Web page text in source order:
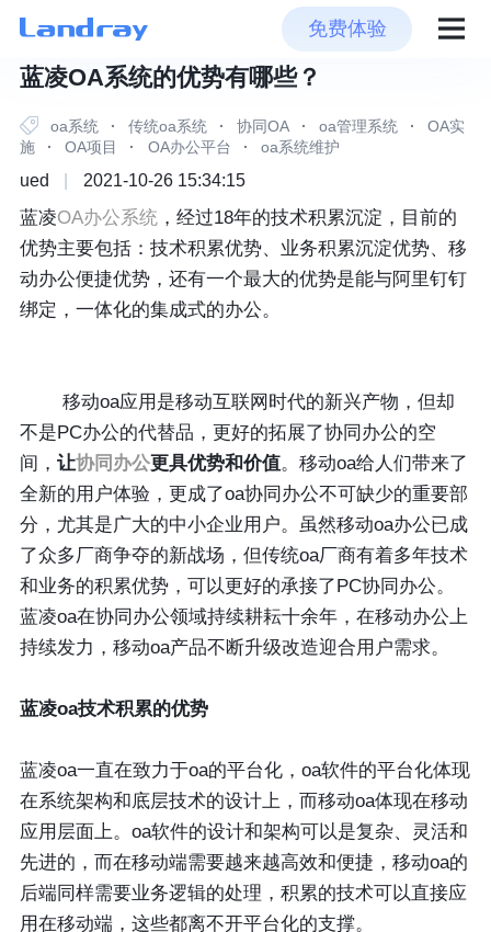
免费体验
蓝凌OA系统的优势有哪些？
oa系统 · 传统oa系统 · 协同OA · oa管理系统 ·
OA实
施
· OA项目 · OA办公平台 · oa系统维护
ued 2021-10-26 15:34:15
蓝凌OA办公系统，经过18年的技术积累沉淀，目前的
优势主要包括：技术积累优势、业务积累沉淀优势、移
动办公便捷优势，还有一个最大的优势是能与阿里钉钉
绑定，一体化的集成式的办公。
移动oa应用是移动互联网时代的新兴产物，但却
不是PC办公的代替品，更好的拓展了协同办公的空
间， 让协同办公更具优势和价值。移动oa给人们带来了
全新的用户体验，更成了oa协同办公不可缺少的重要部
分，尤其是广大的中小企业用户。虽然移动oa办公已成
了众多厂商争夺的新战场，但传统oa厂商有着多年技术
和业务的积累优势，可以更好的承接了PC协同办公。
蓝凌oa在协同办公领域持续耕耘十余年，在移动办公上
持续发力，移动oa产品不断升级改造迎合用户需求。
蓝凌oa技术积累的优势
蓝凌oa一直在致力于oa的平台化，oa软件的平台化体现
在系统架构和底层技术的设计上，而移动oa体现在移动
应用层面上。oa软件的设计和架构可以是复杂、灵活和
先进的，而在移动端需要越来越高效和便捷，移动oa的
后端同样需要业务逻辑的处理，积累的技术可以直接应
用在移动端，这些都离不开平台化的支撑。